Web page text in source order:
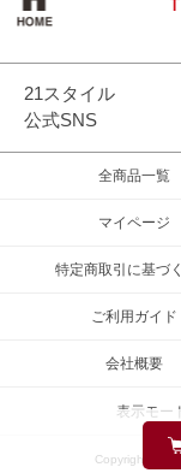
21スタイル
公式SNS
全商品一覧
マイページ
特定商取引に基づ
ご利用ガイド
会社概要
表示モー
Copyright (c)